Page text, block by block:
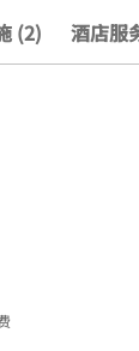
(2) 酒店服